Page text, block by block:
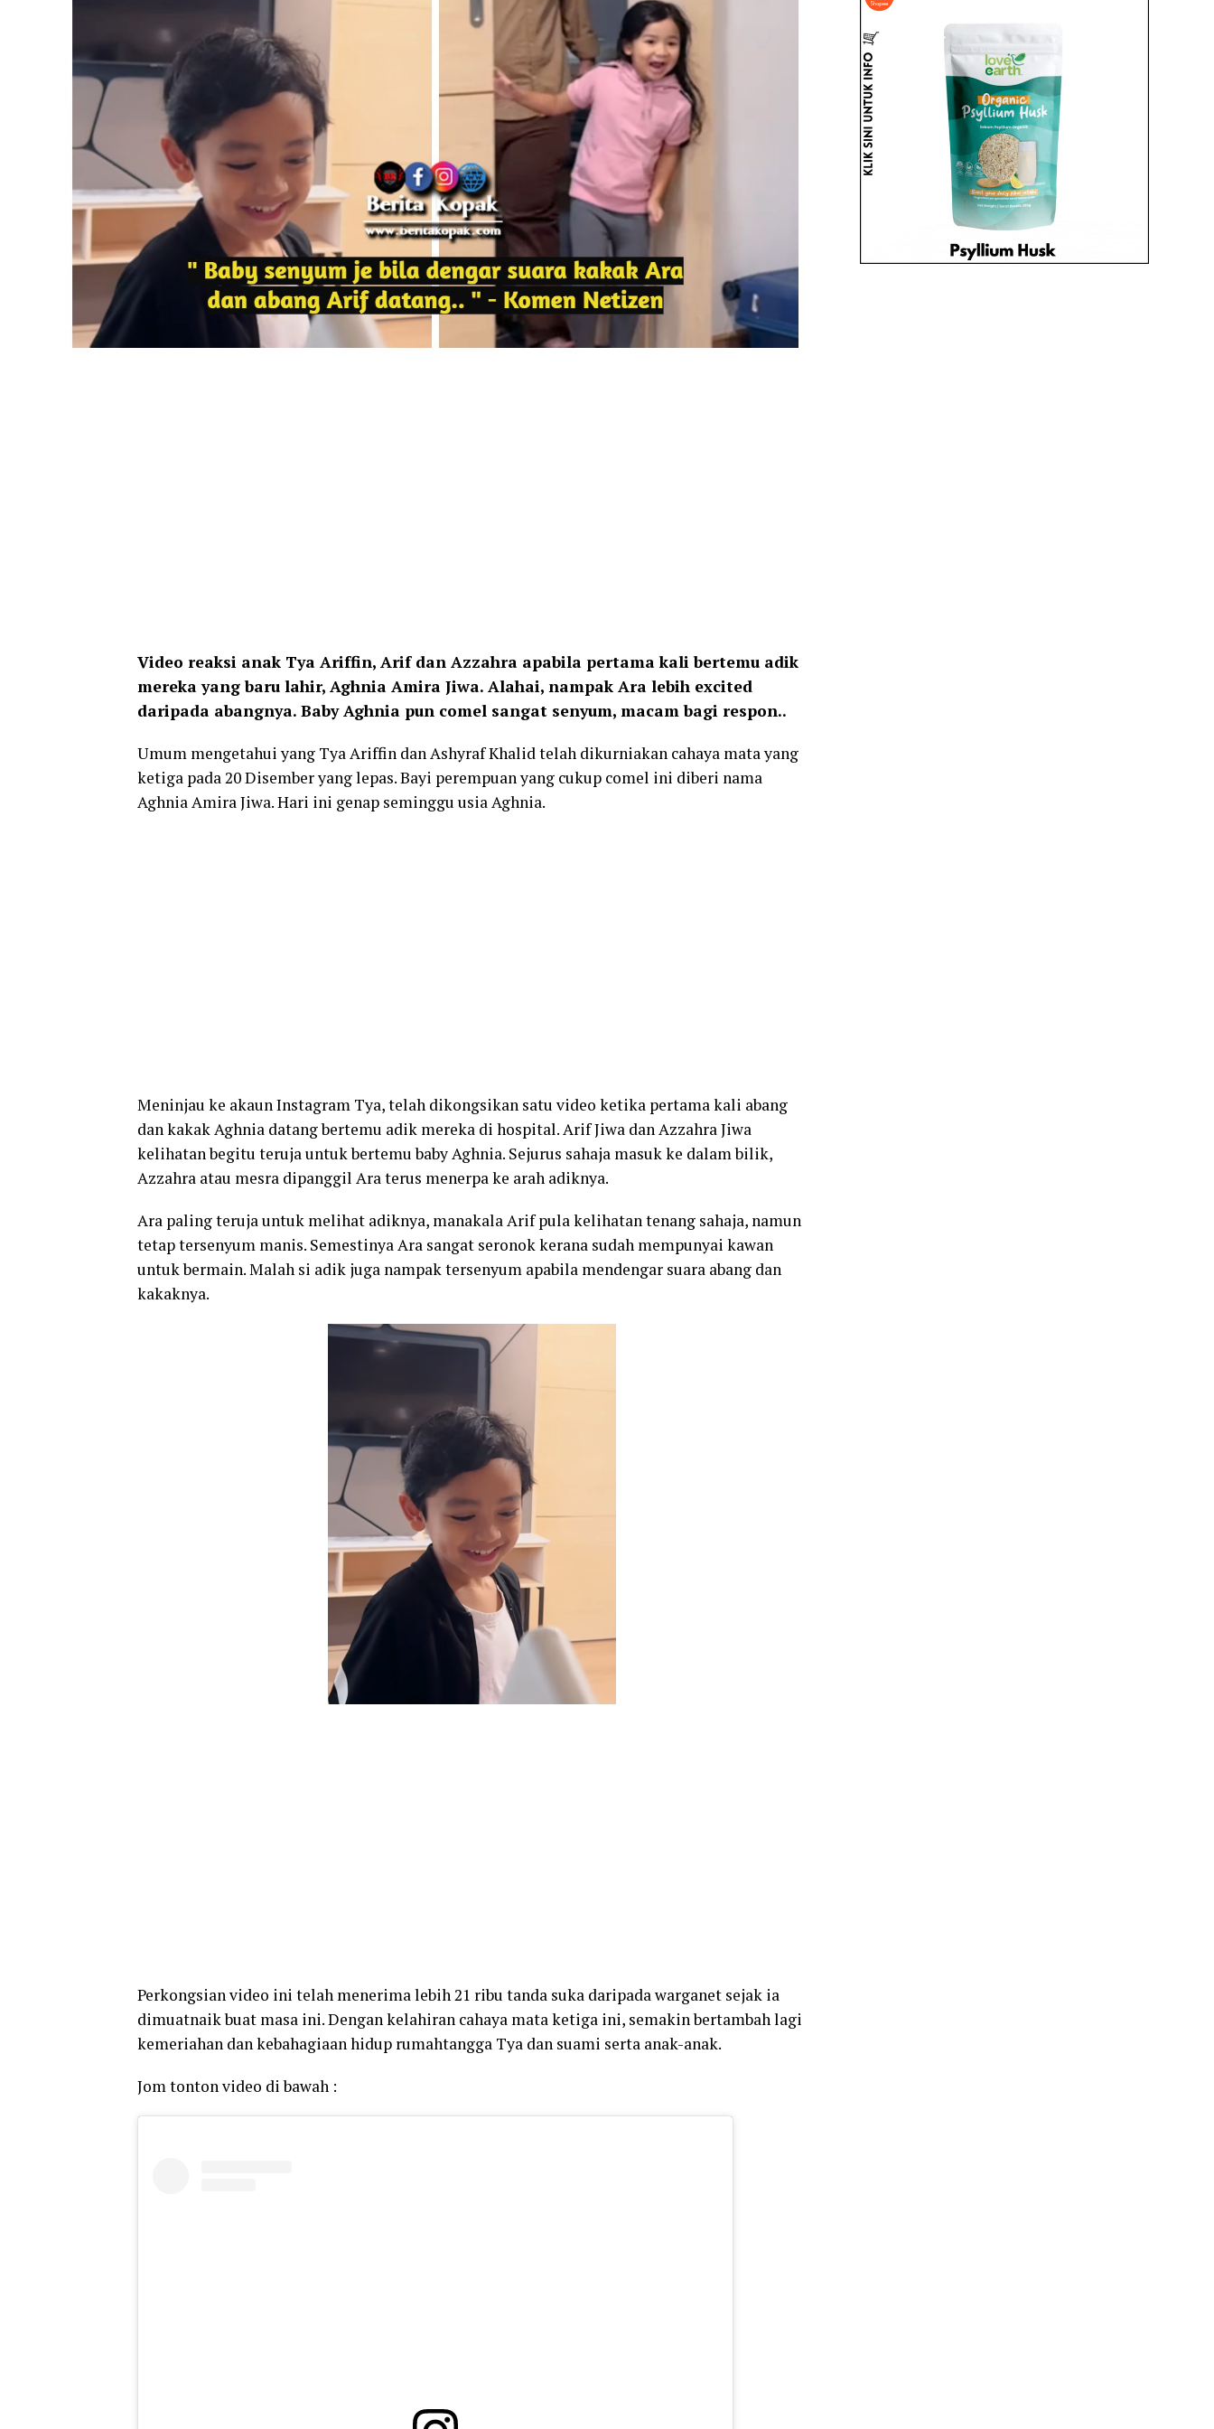
Video reaksi anak Tya Ariffin, Arif dan Azzahra apabila pertama kali bertemu adik
mereka yang baru lahir, Aghnia Amira Jiwa. Alahai, nampak Ara lebih excited
daripada abangnya. Baby Aghnia pun comel sangat senyum, macam bagi respon..
Umum mengetahui yang Tya Ariffin dan Ashyraf Khalid telah dikurniakan cahaya mata yang
ketiga pada 20 Disember yang lepas. Bayi perempuan yang cukup comel ini diberi nama
Aghnia Amira Jiwa. Hari ini genap seminggu usia Aghnia.
Meninjau ke akaun Instagram Tya, telah dikongsikan satu video ketika pertama kali abang
dan kakak Aghnia datang bertemu adik mereka di hospital. Arif Jiwa dan Azzahra Jiwa
kelihatan begitu teruja untuk bertemu baby Aghnia. Sejurus sahaja masuk ke dalam bilik,
Azzahra atau mesra dipanggil Ara terus menerpa ke arah adiknya.
Ara paling teruja untuk melihat adiknya, manakala Arif pula kelihatan tenang sahaja, namun
tetap tersenyum manis. Semestinya Ara sangat seronok kerana sudah mempunyai kawan
untuk bermain. Malah si adik juga nampak tersenyum apabila mendengar suara abang dan
kakaknya.
Perkongsian video ini telah menerima lebih 21 ribu tanda suka daripada warganet sejak ia
dimuatnaik buat masa ini. Dengan kelahiran cahaya mata ketiga ini, semakin bertambah lagi
kemeriahan dan kebahagiaan hidup rumahtangga Tya dan suami serta anak-anak.
Jom tonton video di bawah :